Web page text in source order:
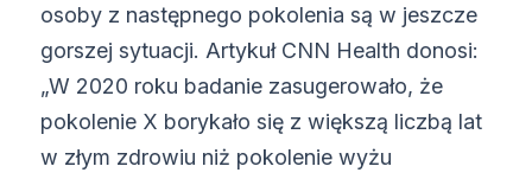
osoby z następnego pokolenia są w jeszcze
gorszej sytuacji. Artykuł CNN Health donosi:
„W 2020 roku badanie zasugerowało, że
pokolenie X borykało się z większą liczbą lat
w złym zdrowiu niż pokolenie wyżu